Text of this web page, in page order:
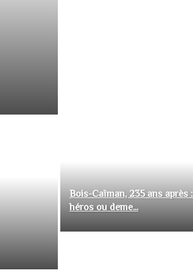
Bois-Caïman, 235 ans après
héros ou deme...